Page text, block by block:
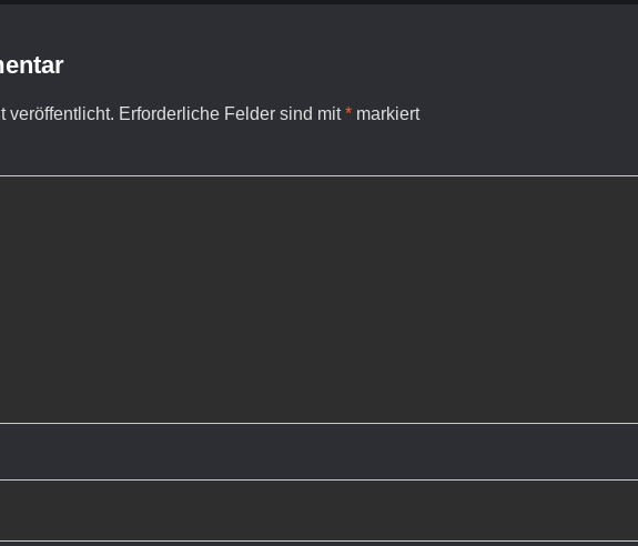
veröffentlicht. Erforderliche Felder sind mit* markiert